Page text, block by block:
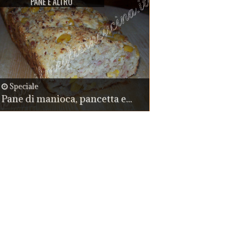
Speciale
Pane di manioca, pancetta e...